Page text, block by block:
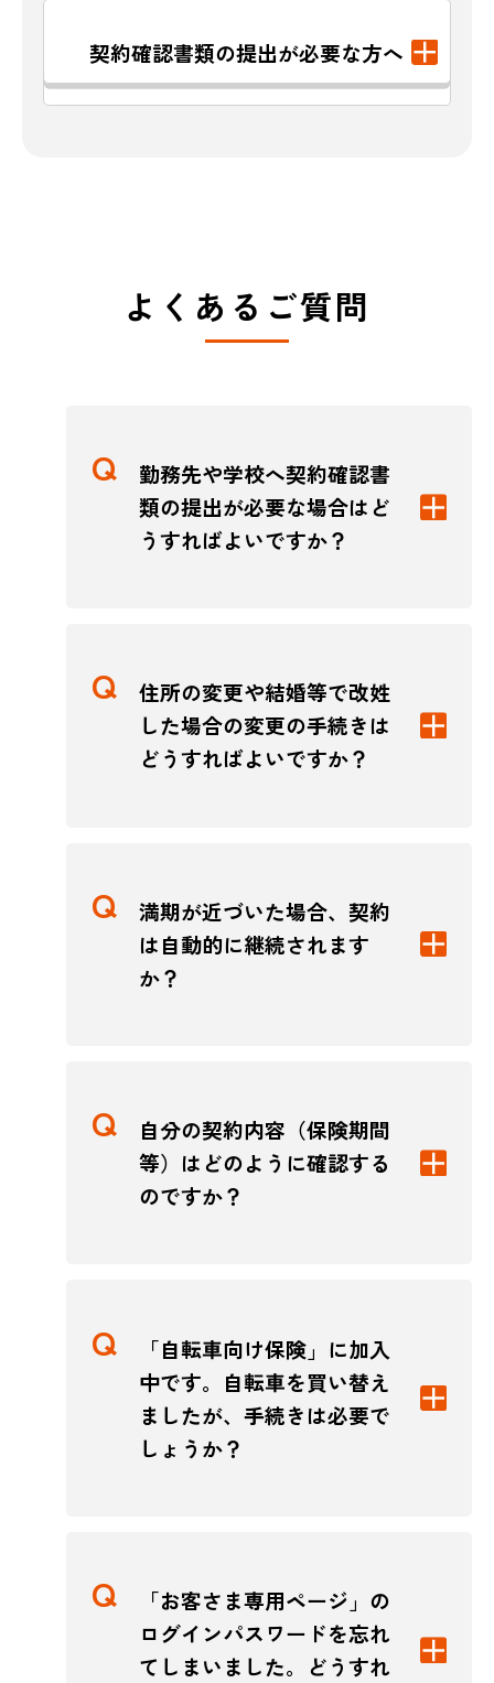
契約確認書類の提出が必要な方へ
よくあるご質問
勤務先や学校へ契約確認書
類の提出が必要な場合はど
うすればよいですか？
住所の変更や結婚等で改姓
した場合の変更の手続きは
どうすればよいですか？
満期が近づいた場合、契約
は自動的に継続されます
か？
自分の契約内容（保険期間
等）はどのように確認する
のですか？
「自転車向け保険」に加入
中です。自転車を買い替え
ましたが、手続きは必要で
しょうか？
「お客さま専用ページ」の
ログインパスワードを忘れ
てしまいました。どうすれ